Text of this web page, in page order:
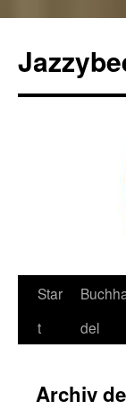
Zum
Inhalt
Star
t
del
Archiv